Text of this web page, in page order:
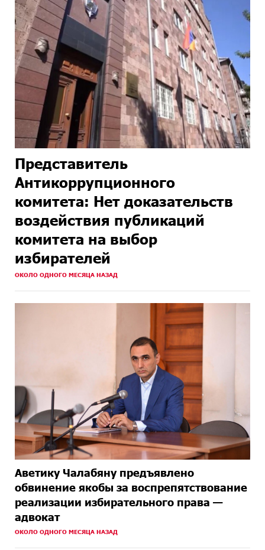
Представитель
Антикоррупционного
комитета: Нет доказательств
воздействия публикаций
комитета на выбор
избирателей
ОКОЛО ОДНОГО МЕСЯЦА НАЗАД
Аветику Чалабяну предъявлено
обвинение якобы за воспрепятствование
реализации избирательного права —
адвокат
ОКОЛО ОДНОГО МЕСЯЦА НАЗАД